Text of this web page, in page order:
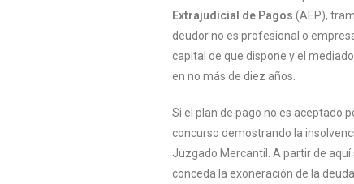
Extrajudicial de Pagos (AEP),
deudor no es profesional o
capital de que dispone y el
en no más de diez años.
Si el plan de pago no es aceptado
concurso demostrando la
Juzgado Mercantil. A partir de aquí
conceda la exoneración de la deuda.